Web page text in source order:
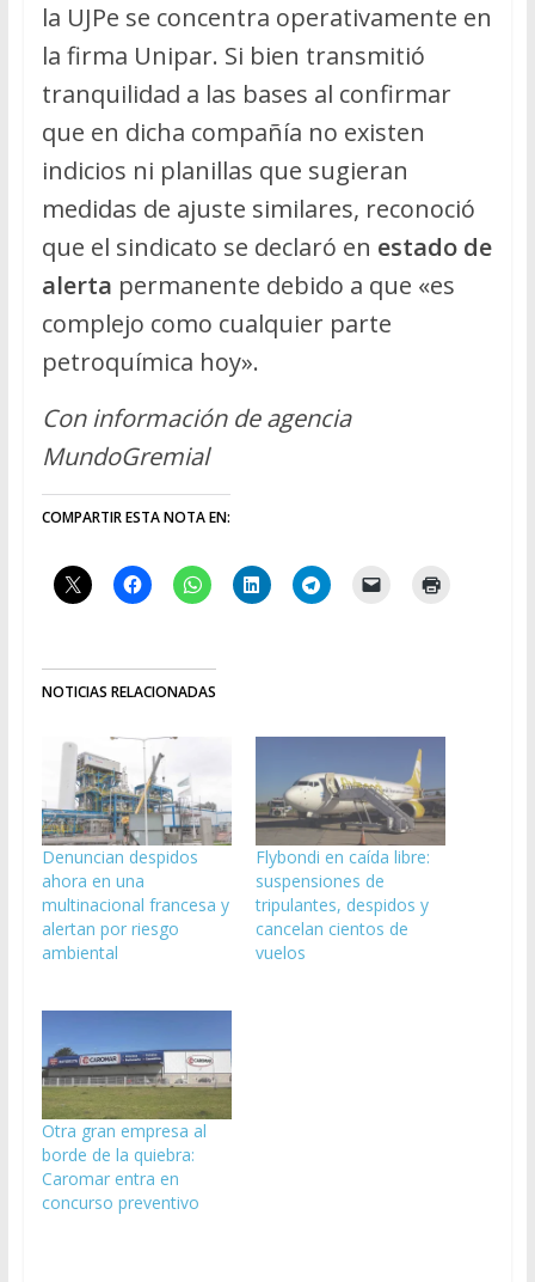
la UJPe se concentra operativamente en
la firma Unipar. Si bien transmitió
tranquilidad a las bases al confirmar
que en dicha compañía no existen
indicios ni planillas que sugieran
medidas de ajuste similares, reconoció
que el sindicato se declaró en estado de
alerta permanente debido a que «es
complejo como cualquier parte
petroquímica hoy».
Con información de agencia
MundoGremial
COMPARTIR ESTA NOTA EN:
NOTICIAS RELACIONADAS
Denuncian despidos
ahora en una
multinacional francesa y
alertan por riesgo
ambiental
Flybondi en caída libre:
suspensiones de
tripulantes, despidos y
cancelan cientos de
vuelos
Otra gran empresa al
borde de la quiebra:
Caromar entra en
concurso preventivo